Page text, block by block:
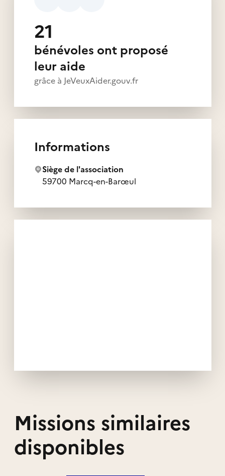
21
bénévoles ont proposé
leur aide
grâce à JeVeuxAider.gouv.fr
Informations
Siège de l'association
59700 Marcq-en-Barœul
Missions similaires
disponibles